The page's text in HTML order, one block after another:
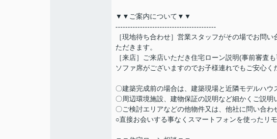
▼▼ご案内について▼▼
-----------------------------------------
［現地待ち合わせ］営業スタッフがその場でお問
ただきます。
［来店］ご来店いただき住宅ローン説明(事前審査
ソファ席がございますのでお子様連れでもご安心く
〇建築完成前の場合は、建築現場と近隣モデルハウ
〇周辺環境施設、建物保証の説明など細かくご説明
〇ご検討エリアなどの他物件又は、他社に問い合わ
○直接お会いする事なくスマートフォンを使ったリ